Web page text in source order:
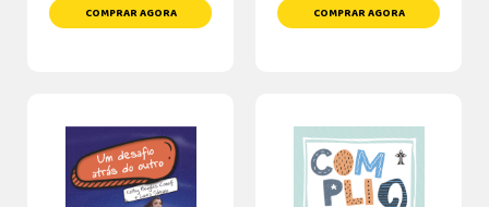
COMPRAR AGORA COMPRAR AGORA